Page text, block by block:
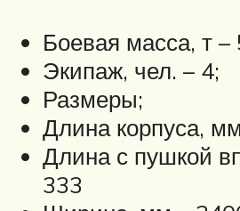
Боевая масса, т –
Экипаж, чел. – 4;
Размеры;
Длина корпуса,
Длина с пушкой
333